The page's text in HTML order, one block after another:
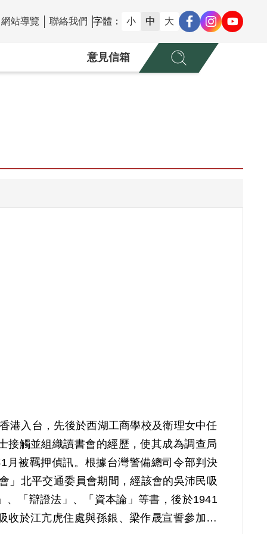
網站導覽 聯絡我們 字體： 小 中 大
意見信箱
港入台，先後於西湖工商學校及衛理女中任
接觸並組織讀書會的經歷，使其成為調查局
月被羈押偵訊。根據台灣警備總司令部判決
」北平交通委員會期間，經該會的吳沛民吸
、「辯證法」、「資本論」等書，後於1941
收於江亢虎住處與孫銀、梁作晟宣誓參加共